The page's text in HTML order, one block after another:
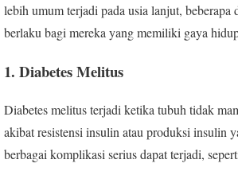
lebih umum terjadi pada usia lanjut,
berlaku bagi mereka yang memiliki gaya
1. Diabetes Melitus
Diabetes melitus terjadi ketika tubuh tidak
akibat resistensi insulin atau produksi insulin
berbagai komplikasi serius dapat terjadi,